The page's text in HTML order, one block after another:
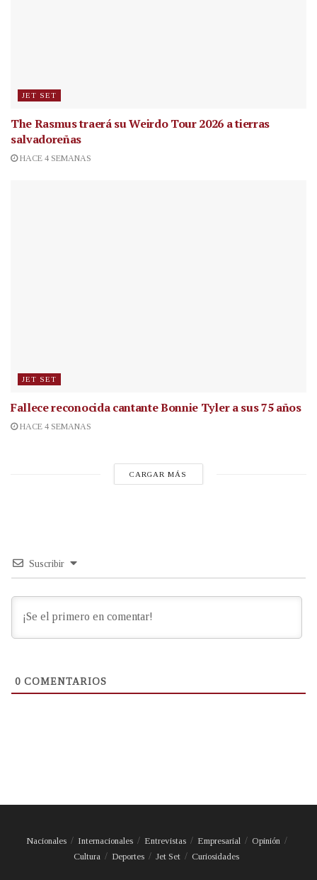
JET SET
The Rasmus traerá su Weirdo Tour 2026 a tierras
salvadoreñas
HACE 4 SEMANAS
JET SET
Fallece reconocida cantanteBonnie Tyler a sus 75 años
HACE 4 SEMANAS
CARGAR MÁS
Suscribir
0 COMENTARIOS
Nacionales Internacionales Entrevistas Empresarial
Opinión
Cultura
Deportes Jet Set Curiosidades